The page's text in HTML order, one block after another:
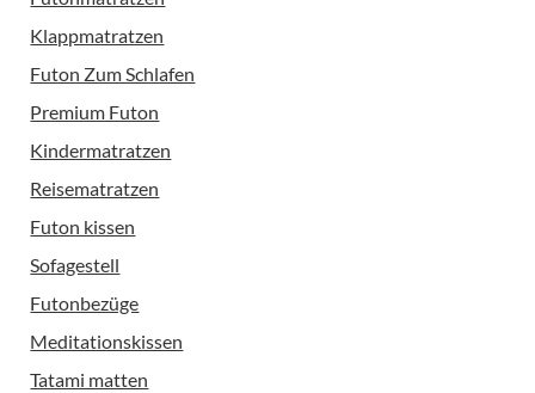
Klappmatratzen
Futon Zum Schlafen
Premium Futon
Kindermatratzen
Reisematratzen
Futon kissen
Sofagestell
Futonbezüge
Meditationskissen
Tatami matten